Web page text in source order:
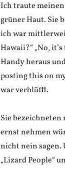
Ich traute
grüner Haut. Sie
ich war
Hawaii?“ „No,
Handy heraus
posting this on
war verblüfft.
Sie bezeichneten
ernst nehmen
nicht nein sagen.
„Lizard People“